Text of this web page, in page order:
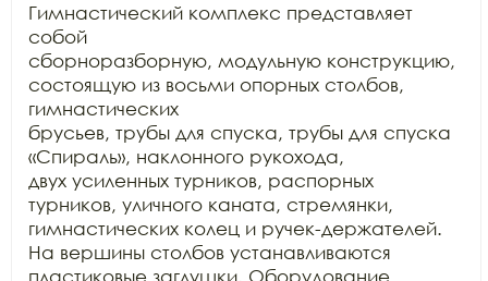
Гимнастический комплекс представляет
собой
сборноразборную, модульную конструкцию,
состоящую из восьми опорных столбов,
гимнастических
брусьев, трубы для спуска, трубы для спуска
«Спираль», наклонного рукохода,
двух усиленных турников, распорных
турников, уличного каната, стремянки,
гимнастических колец и ручек-держателей.
На вершины столбов устанавливаются
пластиковые заглушки. Оборудование